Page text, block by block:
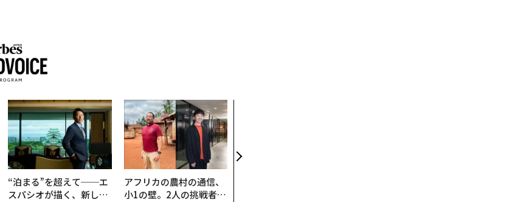
“泊まる”を超えて──エ
スパシオが描く、新しい
アフリカの農村の通信、
小1の壁。2人の挑戦者が